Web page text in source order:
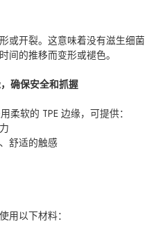
或开裂。这意味着没有滋生细菌
间的推移而变形或褪色。
确保安全和抓握
柔软的 TPE 边缘，可提供：
舒适的触感
用以下材料：